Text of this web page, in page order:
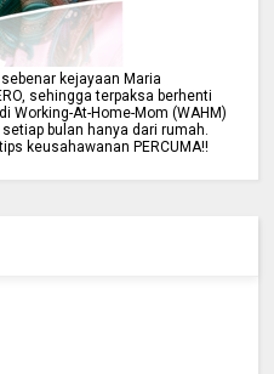
sebenar kejayaan Maria
sehingga terpaksa berhenti
Working-At-Home-Mom (WAHM)
bulan hanya dari rumah.
keusahawanan PERCUMA!!